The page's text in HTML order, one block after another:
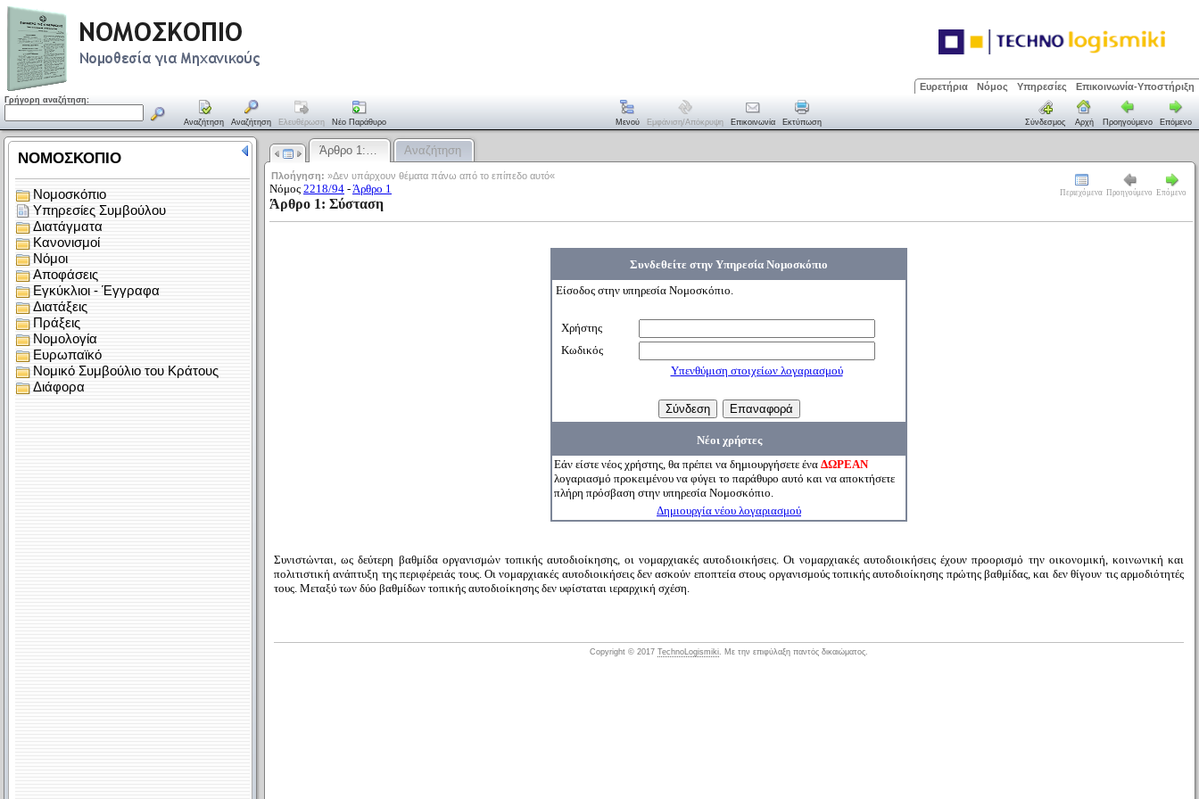
Ευρετήρια Νόμος Υπηρεσίες Επικοινωνία-Υποστήριξη
Γρήγορη αναζήτηση:
Αναζήτηση Αναζήτηση Ελευθέρωση Νέο Παράθυρο Μενού Εμφάνιση/απόκρυψη Επικοινωνία Εκτύπωση Σύνδεσμος Αρχή Προηγούμενο Επόμενο
Άρθρο 1:… Αναζήτηση